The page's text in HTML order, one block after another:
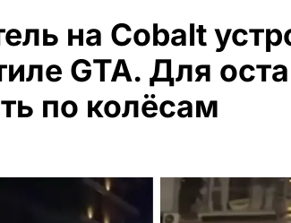
на Cobalt
GTA. Для
по колёсам